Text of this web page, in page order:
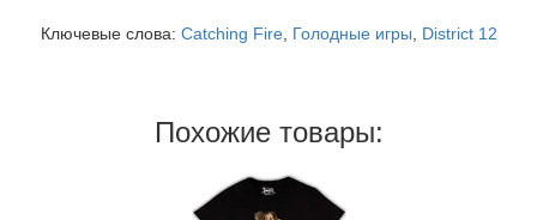
Ключевые слова: Catching Fire, Голодные игры, District 12
Похожие товары: